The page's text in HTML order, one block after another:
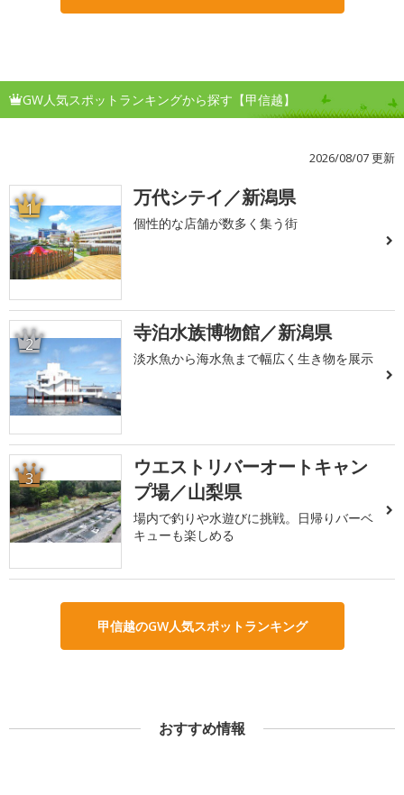
GW人気スポットランキングから探す【甲信越】
2026/08/07 更新
1 万代シテイ／新潟県
個性的な店舗が数多く集う街
2 寺泊水族博物館／新潟県
淡水魚から海水魚まで幅広く生き物を展示
3
ウエストリバーオートキャン
プ場／山梨県
場内で釣りや水遊びに挑戦。日帰りバーベ
キューも楽しめる
甲信越のGW人気スポットランキング
おすすめ情報